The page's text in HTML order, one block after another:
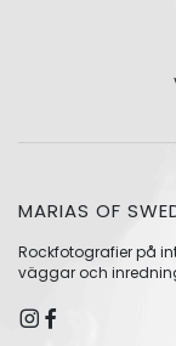
MARIAS OF
Rockfotografier på
väggar och